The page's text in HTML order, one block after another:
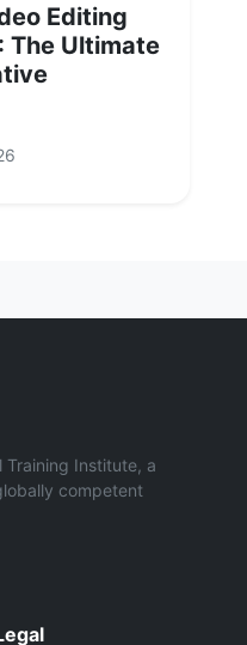
Editing
The Ultimate
Training Institute, a
competent